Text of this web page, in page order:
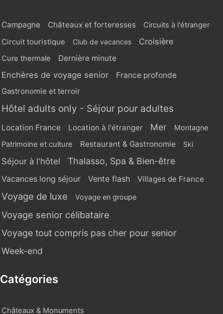
Campagne Châteaux et forteresses
Circuits à l'étranger
Circuit touristique
Club de vacances Croisière
Cure thermale Dernière minute
Enchères de voyage senior
France profonde
Gastronomie et terroir
Hôtel adults only - Séjour pour adultes
Location France Location à l'étranger Mer Montagne
Patrimoine et culture Restaurant & Gastronomie Ski
Séjour à l'hôtel Thalasso, Spa & Bien-être
Vacances long séjour Vente flash Villages de France
Voyage de luxe Voyage en groupe
Voyage senior célibataire
Voyage tout compris pas cher pour senior
Week-end
Catégories
Châteaux & Monuments